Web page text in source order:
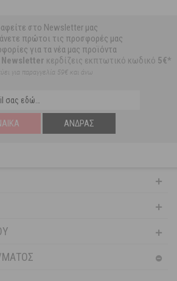
στο Newsletter μας
πρώτοι τις προσφορές μας
για τα νέα μας προϊόντα
Newsletter κερδίζεις εκπτωτικό κωδικό 5€*
για παραγγελία 59€ και άνω
ΆΝΔΡΑΣ
ΜΑΤΟΣ